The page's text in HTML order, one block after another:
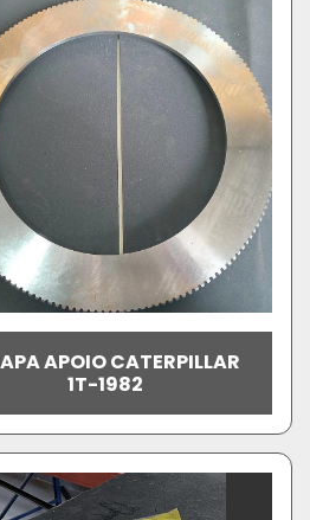
APOIO CATERPILLAR
1T-1982